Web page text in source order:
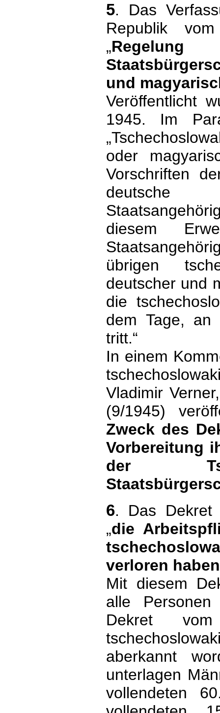
5. Das
Republik vom
„Regelung
und
Veröffentlicht
1945. Im
oder
Vorschriften
diesem
übrigen
deutscher und
die
dem Tage, an
tritt.“
In einem
Vladimir
(9/1945)
Zweck des
Vorbereitung
der
6. Das
„die
verloren haben
Mit diesem
alle
Dekret vom
aberkannt
unterlagen
vollendeten